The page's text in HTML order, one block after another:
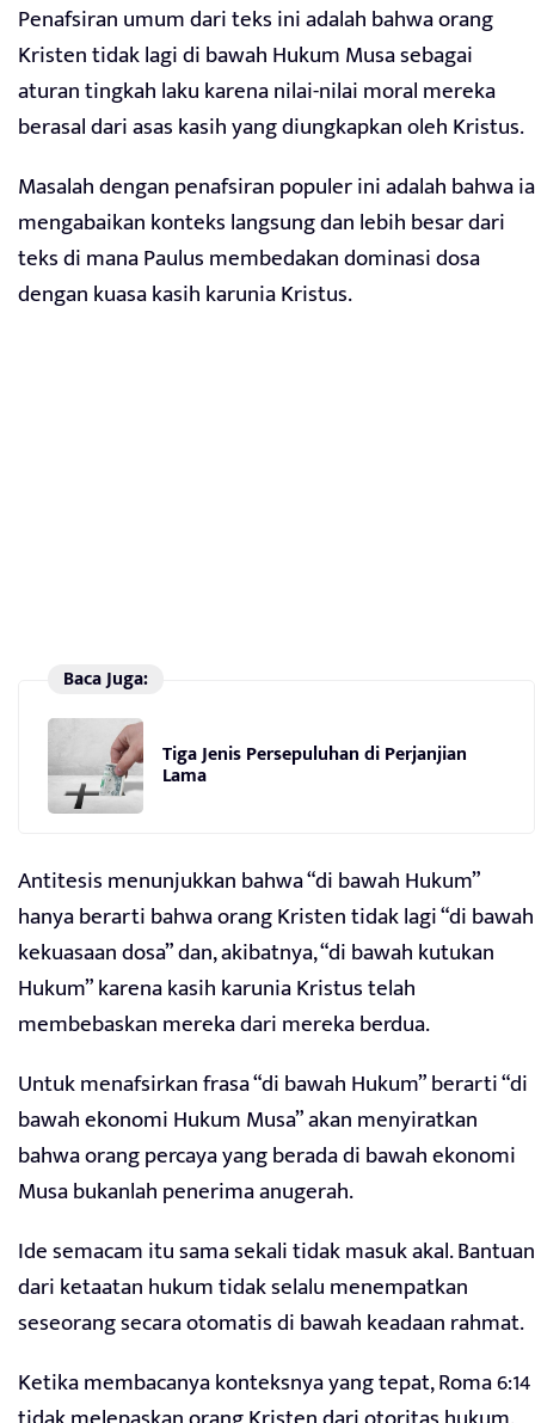
Penafsiran umum dari teks ini adalah bahwa orang
Kristen tidak lagi di bawah Hukum Musa sebagai
aturan tingkah laku karena nilai-nilai moral mereka
berasal dari asas kasih yang diungkapkan oleh Kristus.
Masalah dengan penafsiran populer ini adalah bahwa ia
mengabaikan konteks langsung dan lebih besar dari
teks di mana Paulus membedakan dominasi dosa
dengan kuasa kasih karunia Kristus.
Baca Juga:
Tiga Jenis Persepuluhan di Perjanjian
Lama
Antitesis menunjukkan bahwa “di bawah Hukum”
hanya berarti bahwa orang Kristen tidak lagi “di bawah
kekuasaan dosa” dan, akibatnya, “di bawah kutukan
Hukum” karena kasih karunia Kristus telah
membebaskan mereka dari mereka berdua.
Untuk menafsirkan frasa “di bawah Hukum” berarti “di
bawah ekonomi Hukum Musa” akan menyiratkan
bahwa orang percaya yang berada di bawah ekonomi
Musa bukanlah penerima anugerah.
Ide semacam itu sama sekali tidak masuk akal. Bantuan
dari ketaatan hukum tidak selalu menempatkan
seseorang secara otomatis di bawah keadaan rahmat.
Ketika membacanya konteksnya yang tepat, Roma 6:14